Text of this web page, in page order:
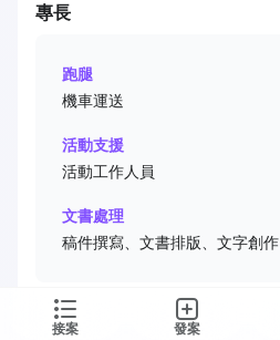
接案 發案
專長
跑腿
機車運送
活動支援
活動工作人員
文書處理
稿件撰寫、文書排版、文字創作